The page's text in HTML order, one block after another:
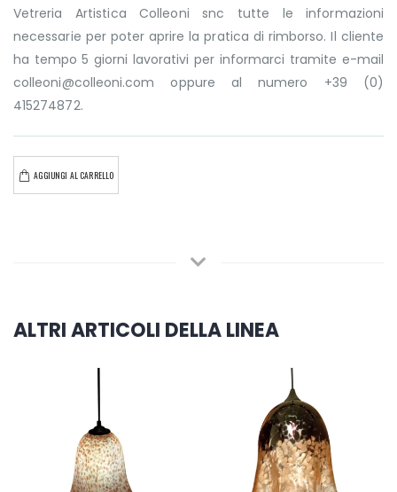
Vetreria Artistica Colleoni snc tutte le informazioni
necessarie per poter aprire la pratica di rimborso. Il cliente
ha tempo 5 giorni lavorativi per informarci tramite e-mail
colleoni@colleoni.com oppure al numero +39 (0)
415274872.
AGGIUNGI AL CARRELLO
ALTRI ARTICOLI DELLA LINEA